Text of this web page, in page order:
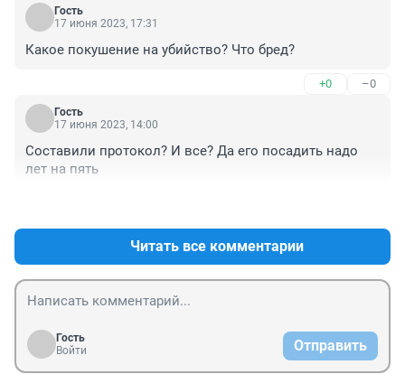
Гость
17 июня 2023, 17:31
Какое покушение на убийство? Что бред?
+0 –0
Гость
17 июня 2023, 14:00
Составили протокол? И все? Да его посадить надо
лет на пять
Читать все комментарии
Гость
Войти
Отправить